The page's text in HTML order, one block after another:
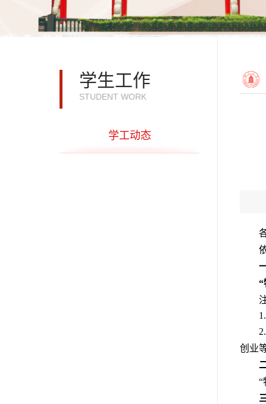
学生工作
STUDENT WORK
学工动态
“
1.
2.
创业
“